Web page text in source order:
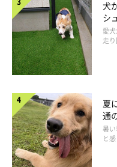
一緒に遊んだりほめたり
れるところが可愛くてし
そう思うはずです。
野生時代に群れで暮らして
をとるために、しぐさや行
しいことがあるとしっぽを
犬
シ
愛
走
夏
通
は
暑
と